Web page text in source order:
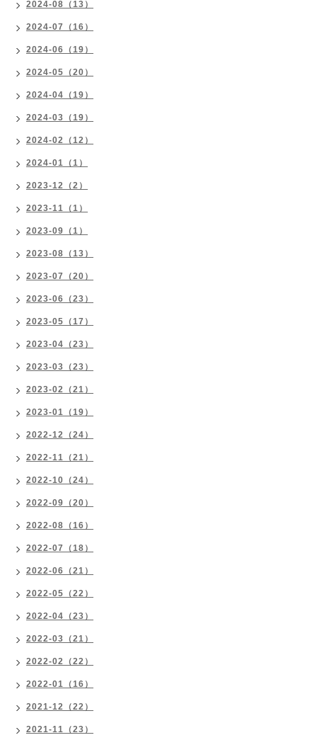
2024-08（13）
2024-07（16）
2024-06（19）
2024-05（20）
2024-04（19）
2024-03（19）
2024-02（12）
2024-01（1）
2023-12（2）
2023-11（1）
2023-09（1）
2023-08（13）
2023-07（20）
2023-06（23）
2023-05（17）
2023-04（23）
2023-03（23）
2023-02（21）
2023-01（19）
2022-12（24）
2022-11（21）
2022-10（24）
2022-09（20）
2022-08（16）
2022-07（18）
2022-06（21）
2022-05（22）
2022-04（23）
2022-03（21）
2022-02（22）
2022-01（16）
2021-12（22）
2021-11（23）